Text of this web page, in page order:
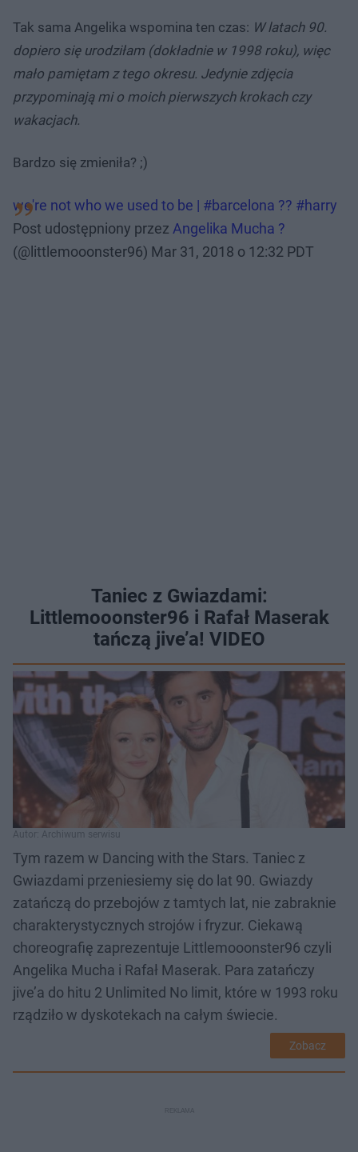
Tak sama Angelika wspomina ten czas: W latach 90.
dopiero się urodziłam (dokładnie w 1998 roku), więc
mało pamiętam z tego okresu. Jedynie zdjęcia
przypominają mi o moich pierwszych krokach czy
wakacjach.
Bardzo się zmieniła? ;)
we're not who we used to be | #barcelona ?? #harry
Post udostępniony przez Angelika Mucha ?
(@littlemooonster96) Mar 31, 2018 o 12:32 PDT
Taniec z Gwiazdami:
Littlemooonster96 i Rafał Maserak
tańczą jive’a! VIDEO
Autor: Archiwum serwisu
Tym razem w Dancing with the Stars. Taniec z
Gwiazdami przeniesiemy się do lat 90. Gwiazdy
zatańczą do przebojów z tamtych lat, nie zabraknie
charakterystycznych strojów i fryzur. Ciekawą
choreografię zaprezentuje Littlemooonster96 czyli
Angelika Mucha i Rafał Maserak. Para zatańczy
jive’a do hitu 2 Unlimited No limit, które w 1993 roku
rządziło w dyskotekach na całym świecie.
Zobacz